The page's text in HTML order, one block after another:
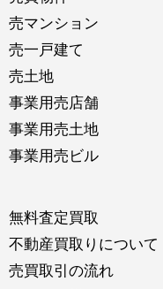
売マンション
売一戸建て
売土地
事業用売店舗
事業用売土地
事業用売ビル
無料査定買取
不動産買取りについて
売買取引の流れ